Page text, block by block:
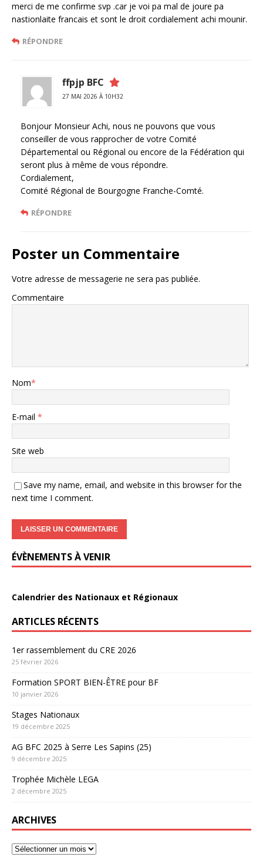
merci de me confirme svp .car je voi pa mal de joure pa
nastionlaite francais et sont le droit cordialement achi mounir.
RÉPONDRE
ffpjp BFC
27 MAI 2026 À 10H32
Bonjour Monsieur Achi, nous ne pouvons que vous
conseiller de vous rapprocher de votre Comité
Départemental ou Régional ou encore de la Fédération qui
seront plus à même de vous répondre.
Cordialement,
Comité Régional de Bourgogne Franche-Comté.
RÉPONDRE
Poster un Commentaire
Votre adresse de messagerie ne sera pas publiée.
Commentaire
Nom*
E-mail *
Site web
Save my name, email, and website in this browser for the
next time I comment.
ÉVÈNEMENTS À VENIR
Calendrier des Nationaux et Régionaux
ARTICLES RÉCENTS
1er rassemblement du CRE 2026
25 février 2026
Formation SPORT BIEN-ÊTRE pour BF
10 janvier 2026
Stages Nationaux
19 décembre 2025
AG BFC 2025 à Serre Les Sapins (25)
9 décembre 2025
Trophée Michèle LEGA
2 décembre 2025
ARCHIVES